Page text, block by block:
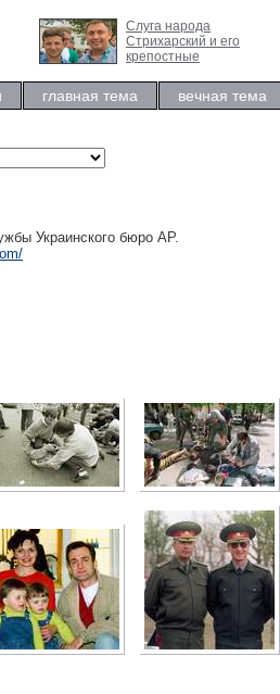
Слуга народа
Стрихарский и его
крепостные
главная тема вечная тема
Украинского бюро AP.